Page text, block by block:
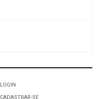
LOGIN